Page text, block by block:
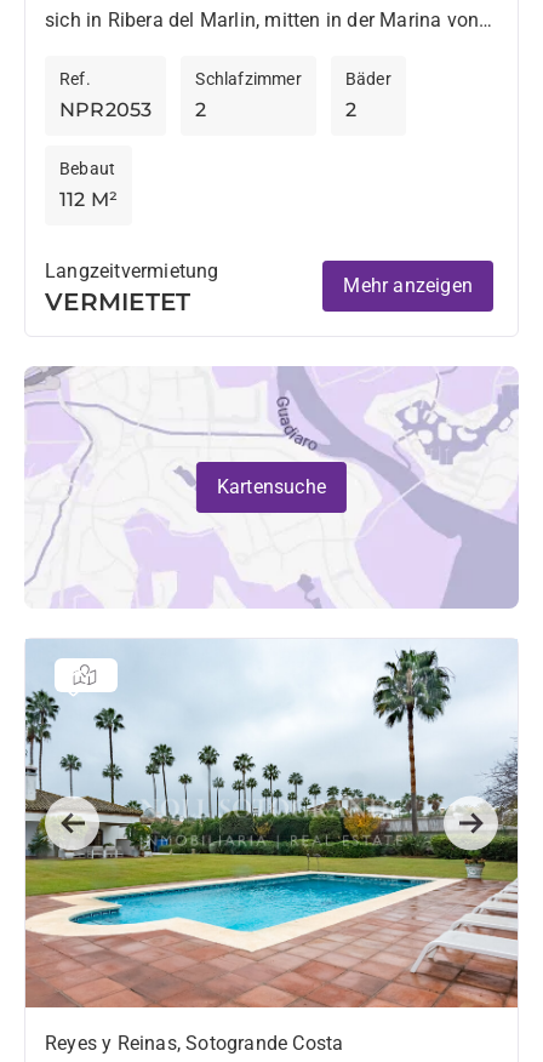
sich in Ribera del Marlin, mitten in der Marina von
und dem Hafen...
NPR2053
Ref.
2
Schlafzimmer
2
Bäder
112 M²
Bebaut
Langzeitvermietung
VERMIETET
Mehr anzeigen
Kartensuche
Previous Next
Reyes y Reinas, Sotogrande Costa